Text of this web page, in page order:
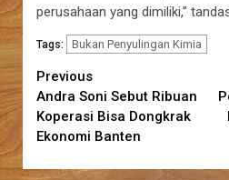
perusahaan yang dimiliki,”
Tags: Bukan Penyulingan Kimia
Continue
Reading
Previous
Andra Soni Sebut Ribuan
Koperasi Bisa Dongkrak
Ekonomi Banten